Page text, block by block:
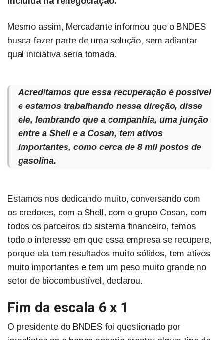
Mesmo assim, Mercadante informou que o BNDES
busca fazer parte de uma solução, sem adiantar
qual iniciativa seria tomada.
Acreditamos que essa recuperação é possível
e estamos trabalhando nessa direção, disse
ele, lembrando que a companhia, uma junção
entre a Shell e a Cosan, tem ativos
importantes, como cerca de 8 mil postos de
gasolina.
Estamos nos dedicando muito, conversando com
os credores, com a Shell, com o grupo Cosan, com
todos os parceiros do sistema financeiro, temos
todo o interesse em que essa empresa se recupere,
porque ela tem resultados muito sólidos, tem ativos
muito importantes e tem um peso muito grande no
setor de biocombustível, declarou.
Fim da escala 6 x 1
O presidente do BNDES foi questionado por